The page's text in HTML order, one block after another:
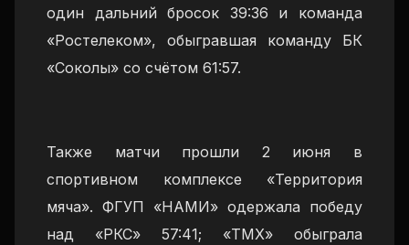
один дальний бросок 39:36 и команда
«Ростелеком», обыгравшая команду БК
«Соколы» со счётом 61:57.
Также матчи прошли 2 июня в
спортивном комплексе «Территория
мяча». ФГУП «НАМИ» одержала победу
над «РКС» 57:41; «ТМХ» обыграла